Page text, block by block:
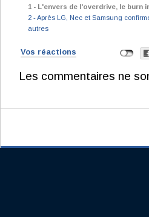
1 - L'envers de l'overdrive, le burn
2 - Après LG, Nec et Samsung
autres
Vos réactions
Les commentaires ne